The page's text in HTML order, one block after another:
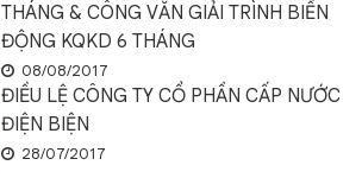
THÁNG & CÔNG VĂN GIẢI TRÌNH BIẾN
ĐỘNG KQKD 6 THÁNG
08/08/2017
ĐIỀU LỆ CÔNG TY CỔ PHẦN CẤP NƯỚC
ĐIỆN BIỆN
28/07/2017